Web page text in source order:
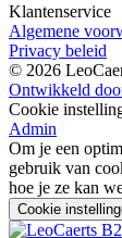
Klantenservice
Algemene
Privacy beleid
© 2026
Ontwikkeld
Cookie
Admin
Om je een
gebruik van
hoe je ze kan
Cookie